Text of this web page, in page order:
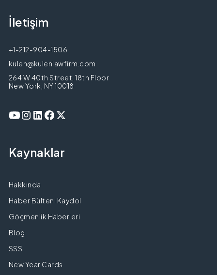
İletişim
+1-212-904-1506
kulen@kulenlawfirm.com
264 W 40th Street, 18th Floor
New York, NY 10018
Kaynaklar
Hakkında
Haber Bülteni Kaydol
Göçmenlik Haberleri
Blog
SSS
New Year Cards